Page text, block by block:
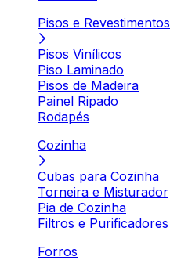
Pisos e Revestimentos
Pisos Vinílicos
Piso Laminado
Pisos de Madeira
Painel Ripado
Rodapés
Cozinha
Cubas para Cozinha
Torneira e Misturador
Pia de Cozinha
Filtros e Purificadores
Forros